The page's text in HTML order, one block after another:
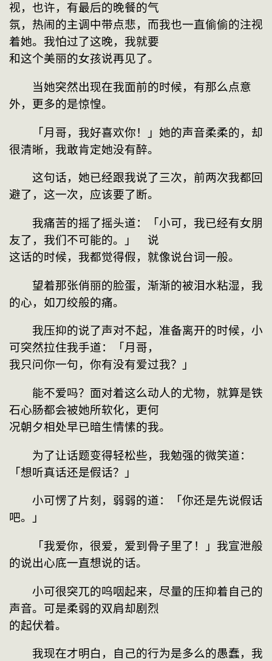
视，也许，有最后的晚餐的气
氛，热闹的主调中带点悲，而我也一直偷偷的注视
着她。我怕过了这晚，我就要
和这个美丽的女孩说再见了。
当她突然出现在我面前的时候，有那么点意
外，更多的是惊惶。
「月哥，我好喜欢你！」她的声音柔柔的，却
很清晰，我敢肯定她没有醉。
这句话，她已经跟我说了三次，前两次我都回
避了，这一次，应该要了断。
我痛苦的摇了摇头道：「小可，我已经有女朋
友了，我们不可能的。」　说
这话的时候，我都觉得假，就像说台词一般。
望着那张俏丽的脸蛋，渐渐的被泪水粘湿，我
的心，如刀绞般的痛。
我压抑的说了声对不起，准备离开的时候，小
可突然拉住我手道：「月哥，
我只问你一句，你有没有爱过我？」
能不爱吗？面对着这么动人的尤物，就算是铁
石心肠都会被她所软化，更何
况朝夕相处早已暗生情愫的我。
为了让话题变得轻松些，我勉强的微笑道：
「想听真话还是假话？」
小可愣了片刻，弱弱的道：「你还是先说假话
吧。」
「我爱你，很爱，爱到骨子里了！」我宣泄般
的说出心底一直想说的话。
小可很突兀的呜咽起来，尽量的压抑着自己的
声音。可是柔弱的双肩却剧烈
的起伏着。
我现在才明白，自己的行为是多么的愚蠢，我